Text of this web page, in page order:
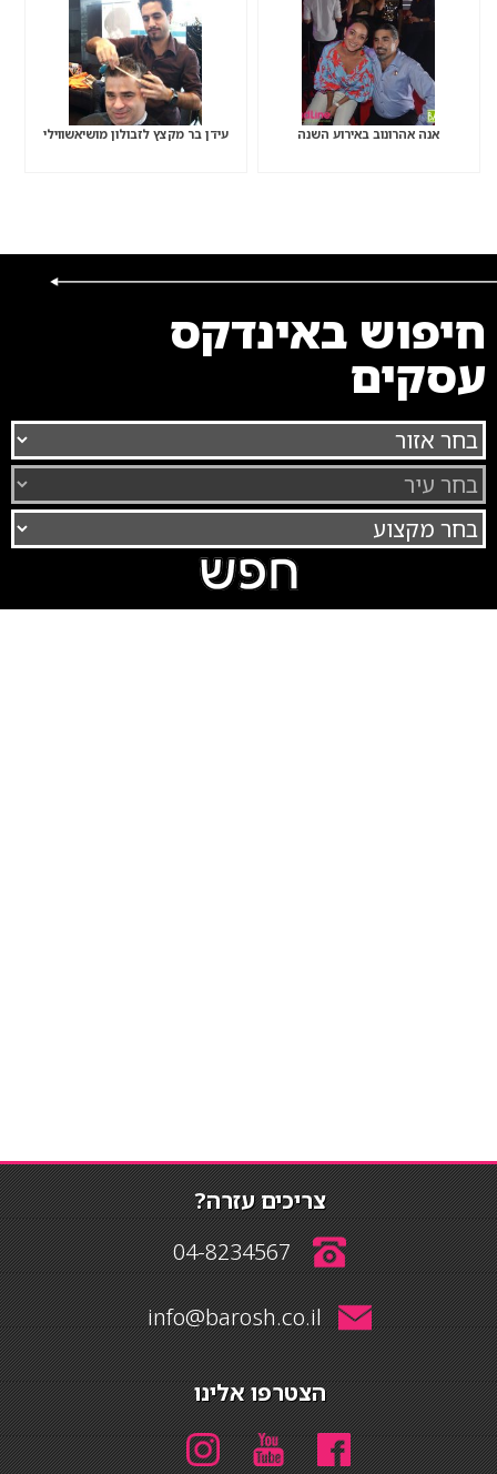
אנה אהרונוב באירוע השנה עידן בר מקצץ לזבולון מושיאשווילי
חיפוש באינדקס
עסקים
צריכים עזרה?
04-8234567
info@barosh.co.il
הצטרפו אלינו